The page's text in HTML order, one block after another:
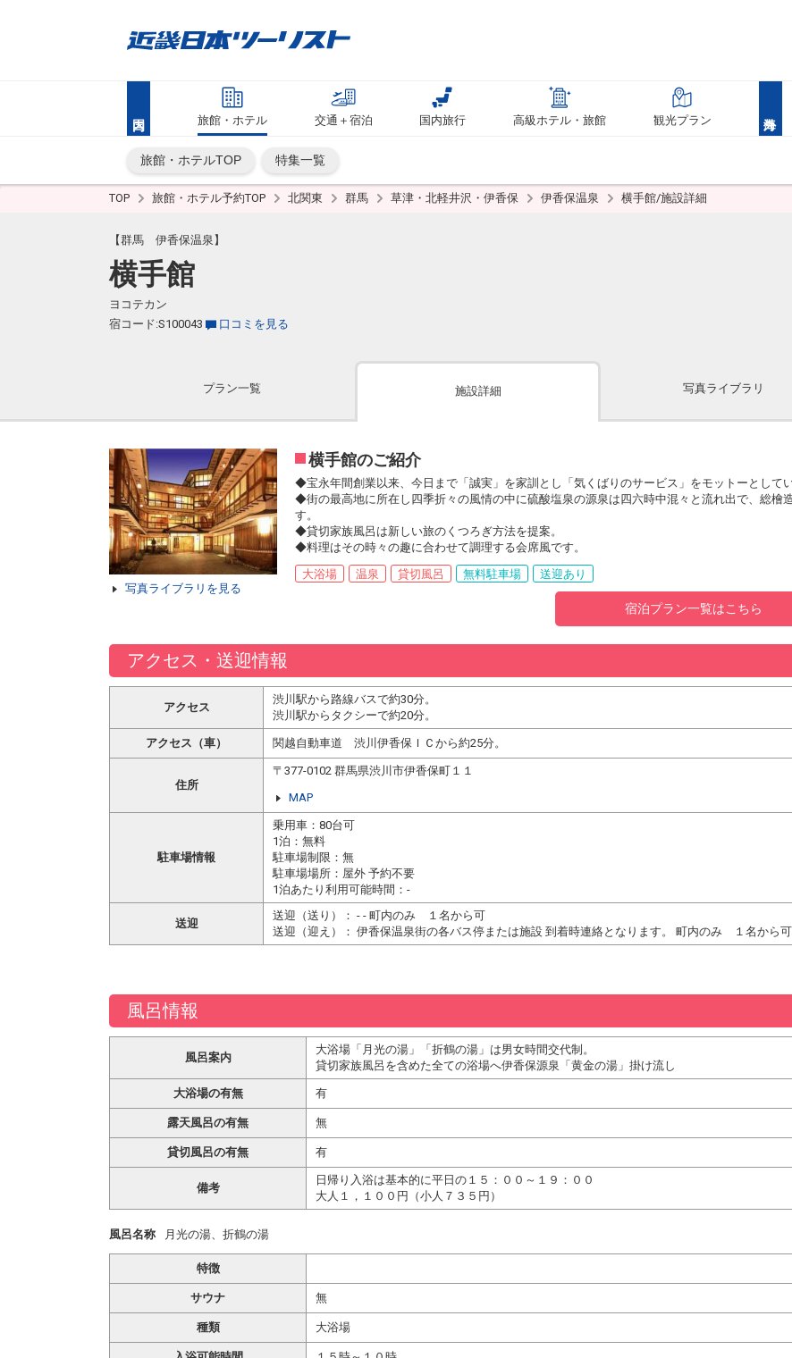
旅館・ホテル 交通＋宿泊 国内旅行 高級ホテル・旅館 観光プラン
旅館・ホテルTOP 特集一覧
TOP 旅館・ホテル予約TOP 北関東 群馬 草津・北軽井沢・伊香保 伊香保温泉 横手館/施設詳細
【群馬 伊香保温泉】
横手館
ヨコテカン
宿コード:S100043
口コミを見る
プラン一覧 施設詳細 写真ライブラリ
写真ライブラリを見る
横手館のご紹介
◆宝永年間創業以来、今日まで「誠実」を家訓とし「気くばりのサービス」をモットーとしてい
◆街の最高地に所在し四季折々の風情の中に硫酸塩泉の源泉は四六時中混々と流れ出で、総檜
す。
◆貸切家族風呂は新しい旅のくつろぎ方法を提案。
◆料理はその時々の趣に合わせて調理する会席風です。
大浴場
温泉 貸切風呂 無料駐車場 送迎あり
宿泊プラン一覧はこちら
アクセス・送迎情報
アクセス
渋川駅から路線バスで約30分。
渋川駅からタクシーで約20分。
アクセス（車） 関越自動車道 渋川伊香保ＩＣから約25分。
住所
〒377-0102 群馬県渋川市伊香保町１１
MAP
駐車場情報
乗用車：80台可
1泊：無料
駐車場制限：無
駐車場場所：屋外 予約不要
1泊あたり利用可能時間：-
送迎
送迎（送り）： - - 町内のみ １名から可
送迎（迎え）： 伊香保温泉街の各バス停または施設 到着時連絡となります。 町内のみ １名から可
風呂情報
風呂案内
大浴場「月光の湯」「折鶴の湯」は男女時間交代制。
貸切家族風呂を含めた全ての浴場へ伊香保源泉「黄金の湯」掛け流し
大浴場の有無 有
露天風呂の有無 無
貸切風呂の有無 有
備考
日帰り入浴は基本的に平日の１５：００～１９：００
大人１，１００円（小人７３５円）
風呂名称 月光の湯、折鶴の湯
特徴
サウナ 無
種類 大浴場